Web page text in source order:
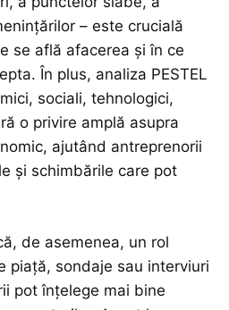
– este crucială
se află afacerea și în ce
În plus, analiza PESTEL
sociali, tehnologici,
o privire amplă asupra
ajutând antreprenorii
și schimbările care pot
de asemenea, un rol
piață, sondaje sau interviuri
pot înțelege mai bine